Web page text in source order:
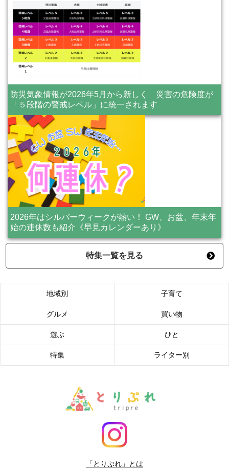
防災気象情報が2026年5月から新しく 災害の危険度が
「５段階の警戒レベル」に統一されます
2026年はシルバーウィークが熱い！ GW、お盆、年末年
始の連休数も紹介《早見カレンダーあり》
特集一覧を見る
地域別 子育て
グルメ 買い物
遊ぶ ひと
特集 ライター別
「とりぷれ」とは